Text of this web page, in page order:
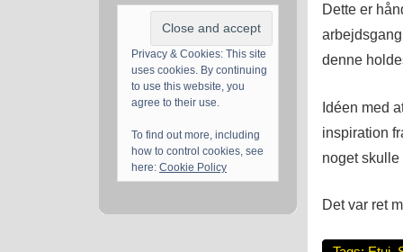
Privacy & Cookies: This site
uses cookies. By continuing
to use this website, you
agree to their use.
To find out more, including
how to control cookies, see
here: Cookie Policy
Dette er
denne
Idéen med
inspiration
noget
Det var ret